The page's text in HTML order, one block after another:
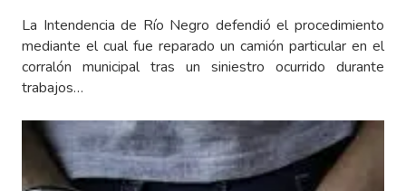
La Intendencia de Río Negro defendió el procedimiento
mediante el cual fue reparado un camión particular en el
corralón municipal tras un siniestro ocurrido durante
trabajos…